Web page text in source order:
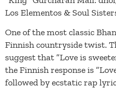
Los Elementos & Soul
One of the most classic
Finnish countryside twist.
suggest that ”Love is
the Finnish response is
followed by ecstatic rap